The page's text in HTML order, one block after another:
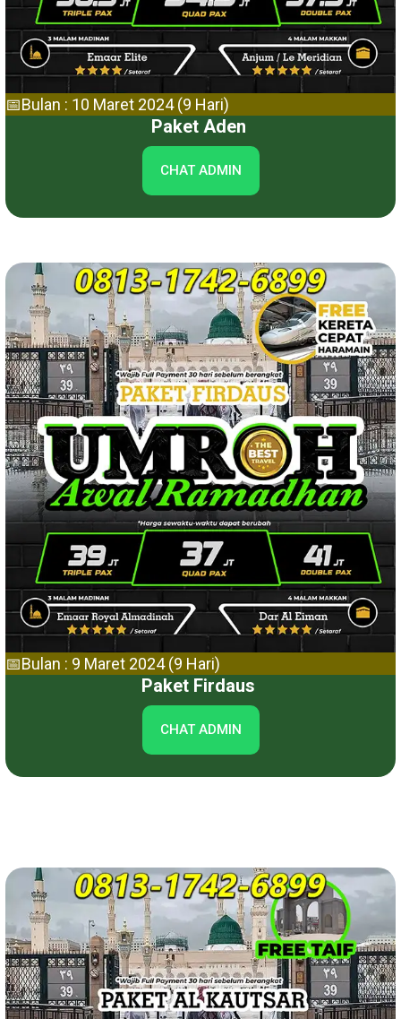
📅Bulan : 10 Maret 2024 (9 Hari)
Paket Aden
CHAT ADMIN
📅Bulan : 9 Maret 2024 (9 Hari)
Paket Firdaus
CHAT ADMIN